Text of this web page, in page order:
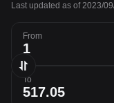
Last updated as of 2023/
From
To